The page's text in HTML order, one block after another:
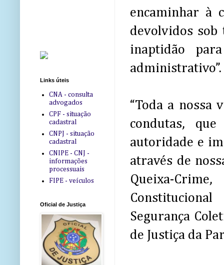
encaminhar à
devolvidos sob
inaptidão
administrativo”.
“Toda a nossa
condutas,
autoridade e
através de
Queixa-
Segurança
de Justiça da
Links úteis
CNA - consulta
advogados
CPF - situação
cadastral
CNPJ - situação
cadastral
CNIPE - CNJ -
informações
processuais
FIPE - veículos
Oficial de Justiça